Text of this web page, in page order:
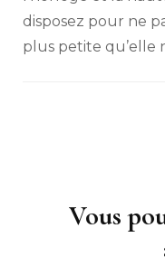
disposez pour ne
plus petite qu’elle
NavigationVous